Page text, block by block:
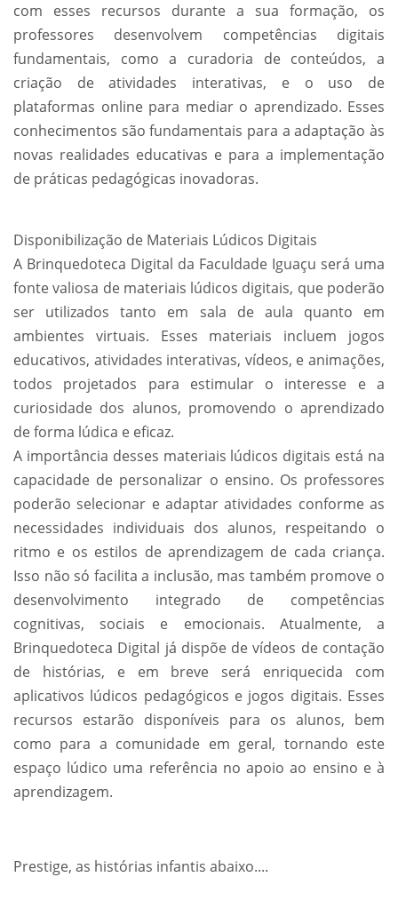
com esses recursos durante a sua formação, os
professores desenvolvem competências digitais
fundamentais, como a curadoria de conteúdos, a
criação de atividades interativas, e o uso de
plataformas online para mediar o aprendizado. Esses
conhecimentos são fundamentais para a adaptação às
novas realidades educativas e para a implementação
de práticas pedagógicas inovadoras.
Disponibilização de Materiais Lúdicos Digitais
A Brinquedoteca Digital da Faculdade Iguaçu será uma
fonte valiosa de materiais lúdicos digitais, que poderão
ser utilizados tanto em sala de aula quanto em
ambientes virtuais. Esses materiais incluem jogos
educativos, atividades interativas, vídeos, e animações,
todos projetados para estimular o interesse e a
curiosidade dos alunos, promovendo o aprendizado
de forma lúdica e eficaz.
A importância desses materiais lúdicos digitais está na
capacidade de personalizar o ensino. Os professores
poderão selecionar e adaptar atividades conforme as
necessidades individuais dos alunos, respeitando o
ritmo e os estilos de aprendizagem de cada criança.
Isso não só facilita a inclusão, mas também promove o
desenvolvimento integrado de competências
cognitivas, sociais e emocionais. Atualmente, a
Brinquedoteca Digital já dispõe de vídeos de contação
de histórias, e em breve será enriquecida com
aplicativos lúdicos pedagógicos e jogos digitais. Esses
recursos estarão disponíveis para os alunos, bem
como para a comunidade em geral, tornando este
espaço lúdico uma referência no apoio ao ensino e à
aprendizagem.
Prestige, as histórias infantis abaixo....